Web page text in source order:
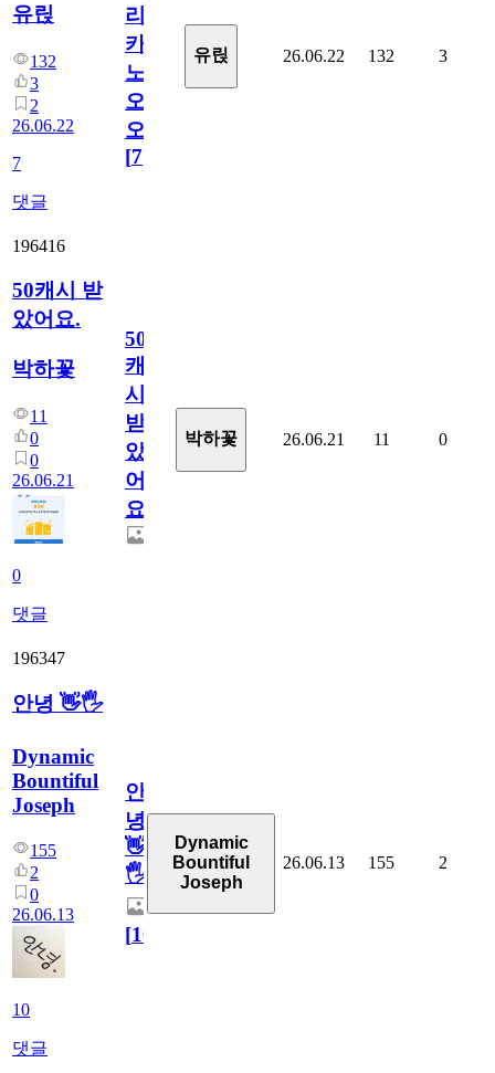
유릱
132
3
2
26.06.22
7
댓글
리
카
노
오
오!
[7]
유릱 26.06.22 132 3
196416
50캐시 받
았어요.
박하꽃
11
0
0
26.06.21
0
댓글
50
캐
시
받
았
어
요.
박하꽃 26.06.21 11 0
196347
안녕 👋🖐
Dynamic
Bountiful
Joseph
155
2
0
26.06.13
10
댓글
안
녕
👋
🖐
[10
Dynamic
Bountiful
Joseph
26.06.13 155 2